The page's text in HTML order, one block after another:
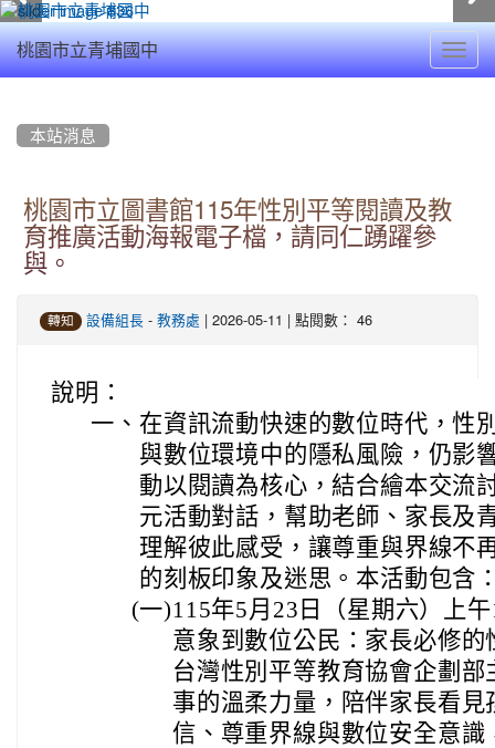
桃園市立青埔國中
本站消息
桃園市立圖書館115年性別平等閱讀及教
育推廣活動海報電子檔，請同仁踴躍參
與。
轉知 設備組長 - 教務處 | 2026-05-11 | 點閱數： 46
說明：
一、 在資訊流動快速的數位時代，性
與數位環境中的隱私風險，仍影
動以閱讀為核心，結合繪本交流
元活動對話，幫助老師、家長及
理解彼此感受，讓尊重與界線不
的刻板印象及迷思。本活動包含
(一)115年5月23日（星期六）上
意象到數位公民：家長必修
台灣性別平等教育協會企劃
事的溫柔力量，陪伴家長看
信、尊重界線與數位安全意